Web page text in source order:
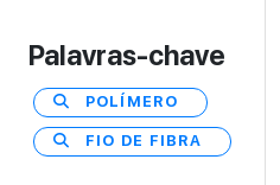
Palavras-chave
POLÍMERO
FIO DE FIBRA